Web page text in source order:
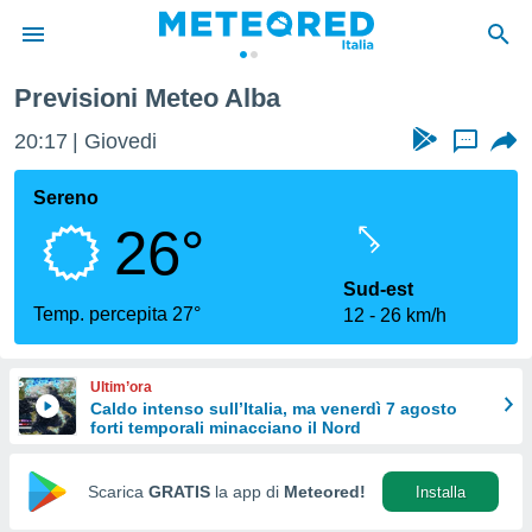
di
per
le
di
Web
Previsioni Meteo Alba
20:17 Giovedi ...
Sereno
26°
Temp. percepita 27°
Sud-est
12
26 km/h
Ultim’ora
Caldo intenso sull’Italia, ma venerdì 7 agosto
forti temporali minacciano il Nord
Scarica GRATIS la app di Meteored! Installa